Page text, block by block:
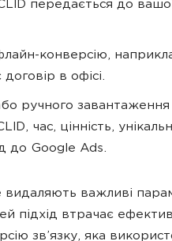
передається до
конверсію,
в офісі.
ручного завантаження
час, цінність,
до Google Ads.
видаляють важливі
підхід втрачає
зв’язку, яка